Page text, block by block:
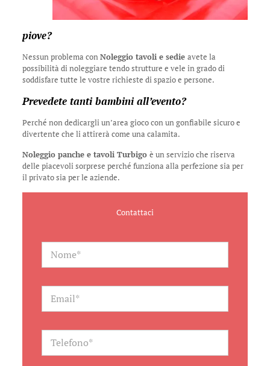
piove?
Nessun problema conNoleggio tavoli e sedie avete la
possibilità di noleggiare tendo strutture e vele in grado di
soddisfare tutte le vostre richieste di spazio e persone.
Prevedete tanti bambini all’evento?
Perché non dedicargli un’area gioco con un gonfiabile sicuro e
divertente che li attirerà come una calamita.
Noleggio panche e tavoli Turbigo è un servizio che riserva
delle piacevoli sorprese perché funziona alla perfezione sia per
il privato sia per le aziende.
Contattaci
N
m
*E
a
lT
l